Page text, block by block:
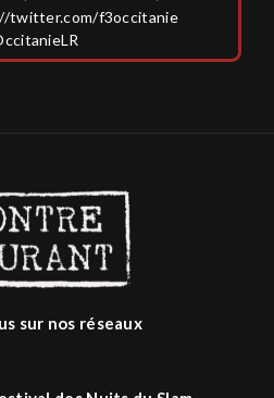
twitter.com/f3occitanie
sur nos réseaux